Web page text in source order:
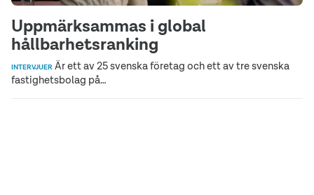
Uppmärksammas i global
hållbarhetsranking
INTERVJUER Är ett av 25 svenska företag och ett av tre svenska
fastighetsbolag på…